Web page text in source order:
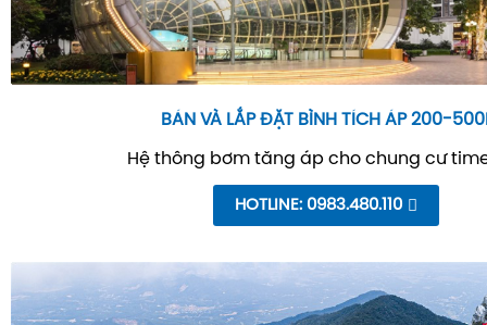
BÁN VÀ LẮP ĐẶT BÌNH TÍCH ÁP 200-
Hệ thông bơm tăng áp cho chung cư
HOTLINE: 0983.480.110